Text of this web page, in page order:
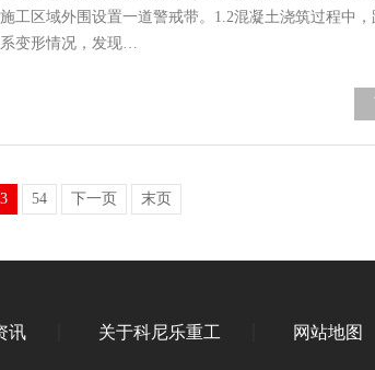
工区域外围设置一道警戒带。1.2混凝土浇筑过程中，
变形情况，发现…
54 下一页 末页
讯 关于科尼乐重工 网站地图